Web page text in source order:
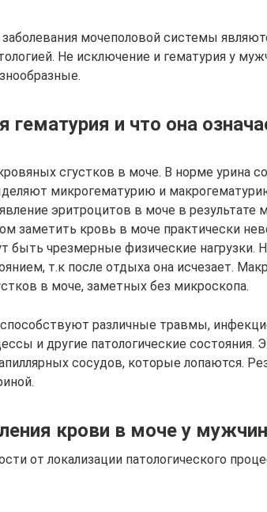
мочеполовой системы
Не исключение и гематурия у
гематурия и что она
сгустков в моче. В норме урина
микрогематурию и
эритроцитов в моче в результате
заметить кровь в моче практически
быть чрезмерные физические нагрузки.
т.к после отдыха она исчезает.
в моче, заметных без микроскопа.
различные травмы,
и другие патологические состояния.
сосудов, которые лопаются.
крови в моче у мужчин
от локализации патологического